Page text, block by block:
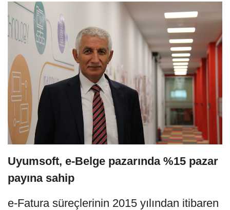
Uyumsoft, e-Belge pazarında %15 pazar
payına sahip
e-Fatura süreçlerinin 2015 yılından itibaren